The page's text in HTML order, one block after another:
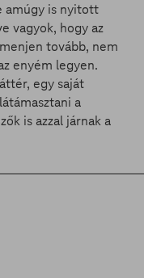
amúgy is nyitott
vagyok, hogy az
tovább, nem
enyém legyen.
egy saját
a
is azzal járnak a